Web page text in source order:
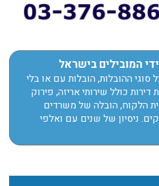
המובילים בישראל
סוגי ההובלות, הובלות עם או בלי
דירות כולל שירותי אריזה, פירוק
הלקוח, הובלה של משרדים
ניסיון של שנים עם ואלפי